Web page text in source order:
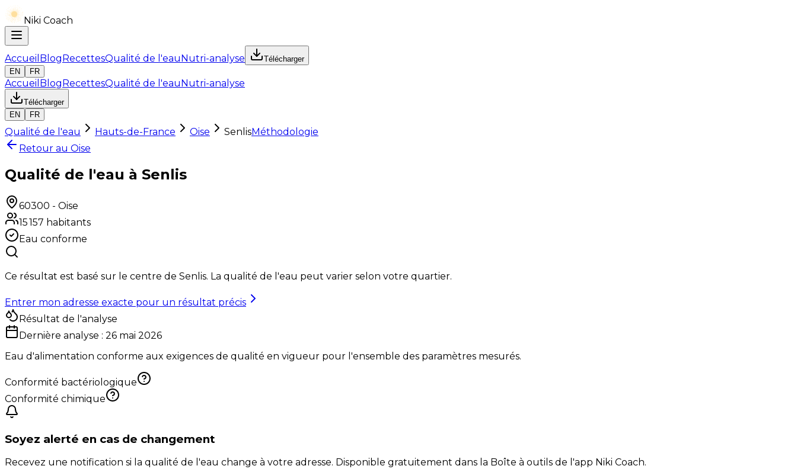
Niki Coach
Accueil BlogRecettesQualité de l'eauNutri-analyse
Télécharger
EN
FR
Accueil BlogRecettesQualité de l'eauNutri-analyse
Télécharger
EN
FR
Qualité de l'eau Hauts-de-France Oise SenlisMéthodologie
Retour au Oise
Qualité de l'eau à Senlis
60300 - Oise
15 157 habitants
Eau conforme
Ce résultat est basé sur le centre de Senlis. La qualité de l'eau peut varier selon votre quartier.
Entrer mon adresse exacte pour un résultat précis
Résultat de l'analyse
Dernière analyse : 26 mai 2026
Eau d'alimentation conforme aux exigences de qualité en vigueur pour l'ensemble des paramètres mesurés.
Conformité bactériologique
Conformité chimique
Soyez alerté en cas de changement
Recevez une notification si la qualité de l'eau change à votre adresse. Disponible gratuitement dans la Boîte à outils de l'app Niki Coach.